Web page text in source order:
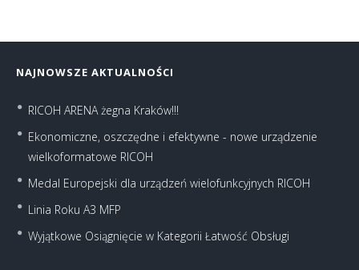
NAJNOWSZE AKTUALNOŚCI
RICOH ARENA żegna Kraków!!!
Ekonomiczne, oszczędne i efektywne - nowe urządzenie
wielkoformatowe RICOH
Medal Europejski dla urządzeń wielofunkcyjnych RICOH
Linia Roku A3 MFP
Wyjątkowe Osiągnięcie w Kategorii Łatwość Obsługi